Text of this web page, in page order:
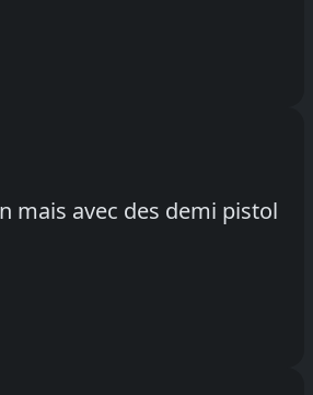
mais avec des demi pistol